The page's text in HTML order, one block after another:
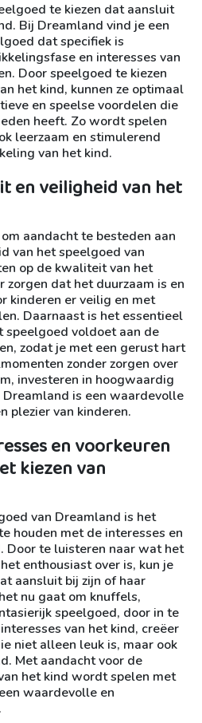
te kiezen dat aansluit
Bij Dreamland vind je een
dat specifiek is
en interesses van
Door speelgoed te kiezen
het kind, kunnen ze optimaal
en speelse voordelen die
heeft. Zo wordt spelen
leerzaam en stimulerend
van het kind.
en veiligheid van het
aandacht te besteden aan
van het speelgoed van
op de kwaliteit van het
zorgen dat het duurzaam is en
kinderen er veilig en met
Daarnaast is het essentieel
speelgoed voldoet aan de
zodat je met een gerust hart
zonder zorgen over
investeren in hoogwaardig
is een waardevolle
plezier van kinderen.
en voorkeuren
kiezen van
van Dreamland is het
houden met de interesses en
Door te luisteren naar wat het
enthousiast over is, kun je
aansluit bij zijn of haar
nu gaat om knuffels,
speelgoed, door in te
van het kind, creëer
niet alleen leuk is, maar ook
Met aandacht voor de
het kind wordt spelen met
waardevolle en